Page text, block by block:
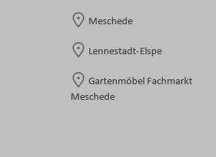
Meschede
Lennestadt-Elspe
Gartenmöbel Fachmarkt
Meschede